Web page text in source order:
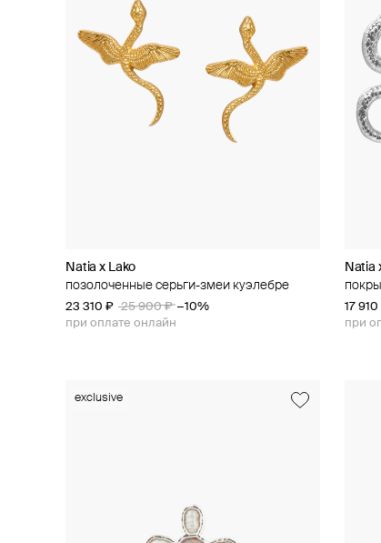
Natia x Lako
позолоченные серьги-змеи куэлебре
23 310 ₽ 25 900 ₽ −10%
при оплате онлайн
Natia
17 910
при
exclusive